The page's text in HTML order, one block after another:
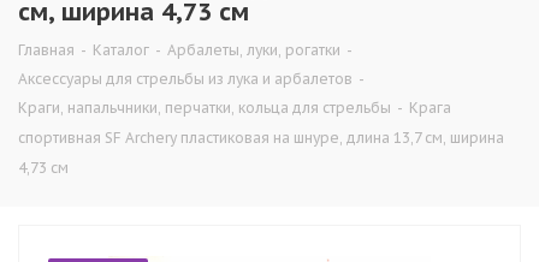
см, ширина 4,73 см
Главная - Каталог - Арбалеты, луки, рогатки -
Аксессуары для стрельбы из лука и арбалетов -
Краги, напальчники, перчатки, кольца для стрельбы - Крага
спортивная SF Archery пластиковая на шнуре, длина 13,7 см, ширина
4,73 см